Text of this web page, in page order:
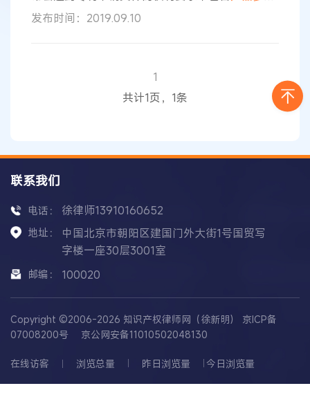
特征的限定，尤其常见的是，申请人发现对比文件
的产品 与本申请的结构相近，就会在权利要求中加
的加入是否使得权利要求的技
术方案具备了创造性呢？本文将通过一个具体案例
对该问题进行探讨。 本发明的技术主题是一种
发布时间：2019.09.10
1
共计1页，1条
联系我们
电话： 徐律师13910160652
地址：
中国北京市朝阳区建国门外大街1号国贸写
字楼一座30层3001室
邮编： 100020
Copyright ©2006-2026 知识产权律师网（徐新明） 京ICP备
07008200号
京公网安备11010502048130
在线访客 浏览总量 昨日浏览量 今日浏览量